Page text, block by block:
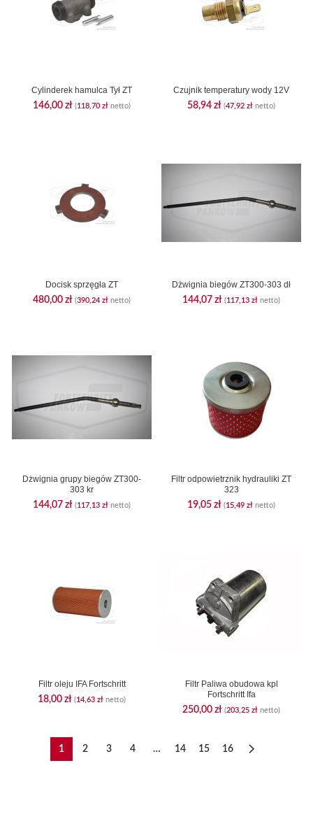
Cylinderek hamulca Tył ZT
146,00 zł (118,70 zł netto)
Czujnik temperatury wody 12V
58,94 zł (47,92 zł netto)
Docisk sprzęgła ZT
480,00 zł (390,24 zł netto)
Dżwignia biegów ZT300-303 dł
144,07 zł (117,13 zł netto)
Dżwignia grupy biegów ZT300-
303 kr
144,07 zł (117,13 zł netto)
Filtr odpowietrznik hydrauliki ZT
323
19,05 zł (15,49 zł netto)
Filtr oleju IFA Fortschritt
18,00 zł (14,63 zł netto)
Filtr Paliwa obudowa kpl
Fortschritt Ifa
250,00 zł (203,25 zł netto)
1 2 3 4 … 14 15 16